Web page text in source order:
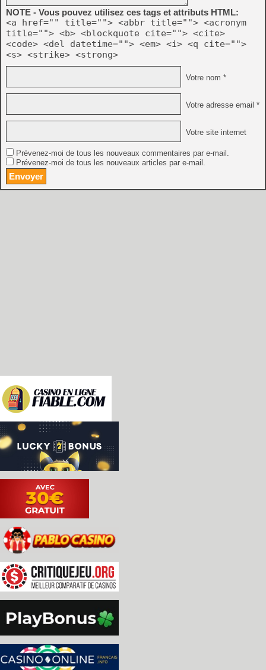
NOTE - Vous pouvez utilisez ces tags et attributs HTML:
<a href="" title=""> <abbr title=""> <acronym
title=""> <b> <blockquote cite=""> <cite>
<code> <del datetime=""> <em> <i> <q cite="">
<s> <strike> <strong>
Votre nom *
Votre adresse email *
Votre site internet
Prévenez-moi de tous les nouveaux commentaires par e-mail.
Prévenez-moi de tous les nouveaux articles par e-mail.